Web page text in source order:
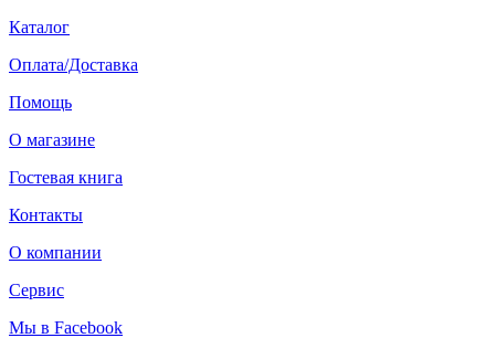
Каталог
Оплата/Доставка
Помощь
О магазине
Гостевая книга
Контакты
О компании
Сервис
Мы в Facebook